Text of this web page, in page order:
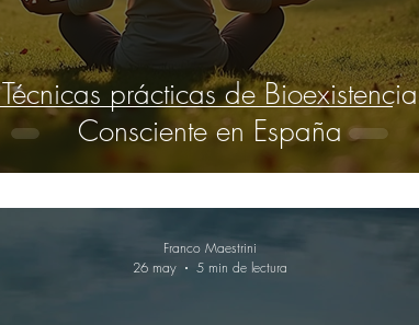
Técnicas prácticas de Bioexistencia
Consciente en España
Franco Maestrini
26 may
5 min de lectura